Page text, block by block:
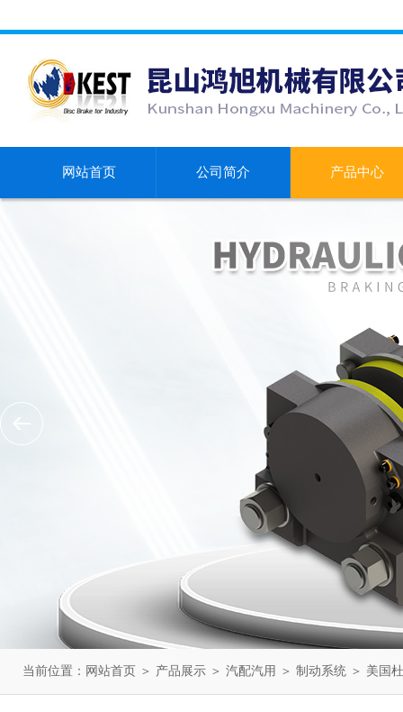
网站首页 公司简介 产品中心
当前位置： 网站首页 ＞ 产品展示 ＞ 汽配汽用 ＞ 制动系统 ＞ 美国